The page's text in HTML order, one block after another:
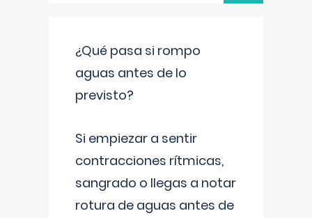
¿Qué pasa si rompo
aguas antes de lo
previsto?
Si empiezar a sentir
contracciones rítmicas,
sangrado o llegas a notar
rotura de aguas antes de